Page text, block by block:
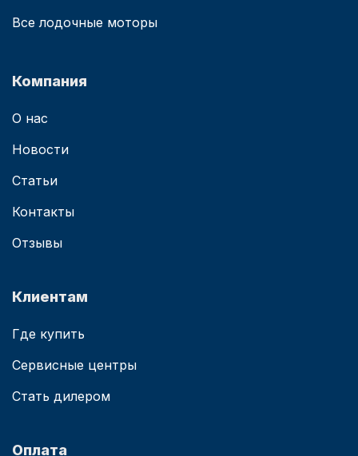
Все лодочные моторы
Компания
О нас
Новости
Статьи
Контакты
Отзывы
Клиентам
Где купить
Сервисные центры
Стать дилером
Оплата